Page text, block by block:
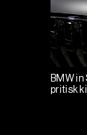
BMW
pritisk